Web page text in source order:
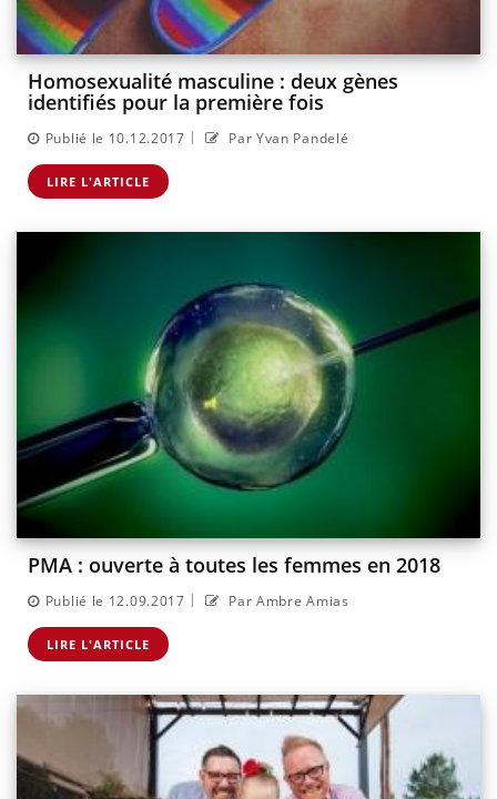
Homosexualité masculine : deux gènes
identifiés pour la première fois
Publié le 10.12.2017 | Par Yvan Pandelé
LIRE L'ARTICLE
PMA : ouverte à toutes les femmes en 2018
Publié le 12.09.2017 | Par Ambre Amias
LIRE L'ARTICLE